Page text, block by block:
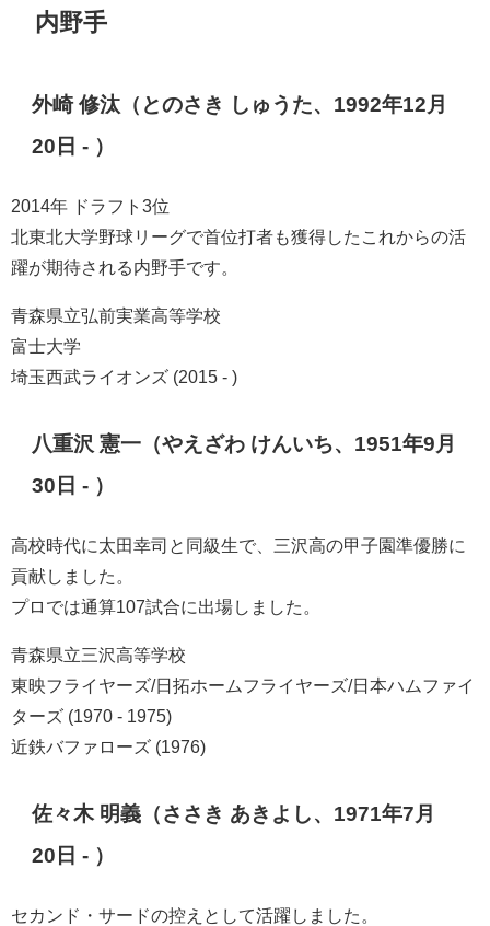
内野手
外崎 修汰（とのさき しゅうた、1992年12月
20日 - ）
2014年 ドラフト3位
北東北大学野球リーグで首位打者も獲得したこれからの活
躍が期待される内野手です。
青森県立弘前実業高等学校
富士大学
埼玉西武ライオンズ (2015 - )
八重沢 憲一（やえざわ けんいち、1951年9月
30日 - ）
高校時代に太田幸司と同級生で、三沢高の甲子園準優勝に
貢献しました。
プロでは通算107試合に出場しました。
青森県立三沢高等学校
東映フライヤーズ/日拓ホームフライヤーズ/日本ハムファイ
ターズ (1970 - 1975)
近鉄バファローズ (1976)
佐々木 明義（ささき あきよし、1971年7月
20日 - ）
セカンド・サードの控えとして活躍しました。